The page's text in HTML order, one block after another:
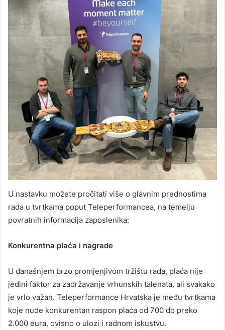
U nastavku možete pročitati više o glavnim prednostima
rada u tvrtkama poput Teleperformancea, na temelju
povratnih informacija zaposlenika:
Konkurentna plaća i nagrade
U današnjem brzo promjenjivom tržištu rada, plaća nije
jedini faktor za zadržavanje vrhunskih talenata, ali svakako
je vrlo važan. Teleperformance Hrvatska je među tvrtkama
koje nude konkurentan raspon plaća od 700 do preko
2.000 eura, ovisno o ulozi i radnom iskustvu.